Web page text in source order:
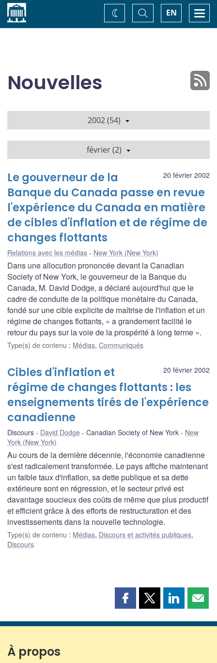
Accueil EN
Basculer
la
recherche
Changez
de
Nouvelles
2002 (54)
février (2)
20 février 2002
Le gouverneur de la
Banque du Canada passe en revue
l'expérience du Canada en matière
de cibles d'inflation et de régime de
changes flottants
Relations avec les médias New York (New York)
Dans une allocution prononcée devant la Canadian
Society of New York, le gouverneur de la Banque du
Canada, M. David Dodge, a déclaré aujourd'hui que le
cadre de conduite de la politique monétaire du Canada,
fondé sur une cible explicite de maîtrise de l'inflation et un
régime de changes flottants, « a grandement facilité le
retour du pays sur la voie de la prospérité à long terme ».
Type(s) de contenu : Médias, Communiqués
20 février 2002
Cibles d'inflation et
régime de changes flottants : les
enseignements tirés de l'expérience
canadienne
Discours David Dodge Canadian Society of New York
New
York (New York)
Au cours de la dernière décennie, l'économie canadienne
s'est radicalement transformée. Le pays affiche maintenant
un faible taux d'inflation, sa dette publique et sa dette
extérieure sont en régression, et le secteur privé est
davantage soucieux des coûts de même que plus productif
et efficient grâce à des efforts de restructuration et des
investissements dans la nouvelle technologie.
Type(s) de contenu : Médias, Discours et activités publiques,
Discours
Partager
page
Partager
page
Partager
page page
À propos